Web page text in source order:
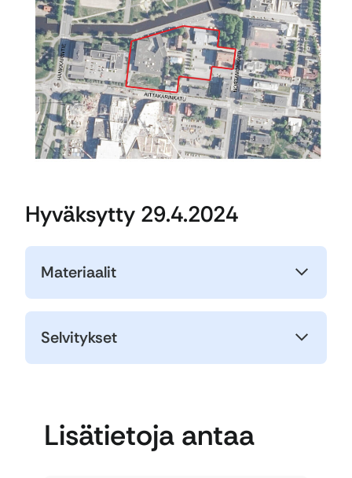
Hyväksytty 29.4.2024
Materiaalit
Selvitykset
Lisätietoja antaa